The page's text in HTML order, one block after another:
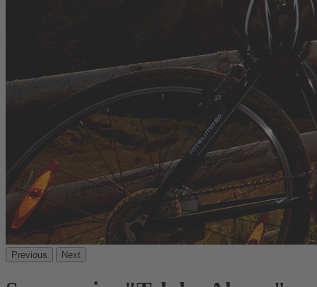
Previous Next